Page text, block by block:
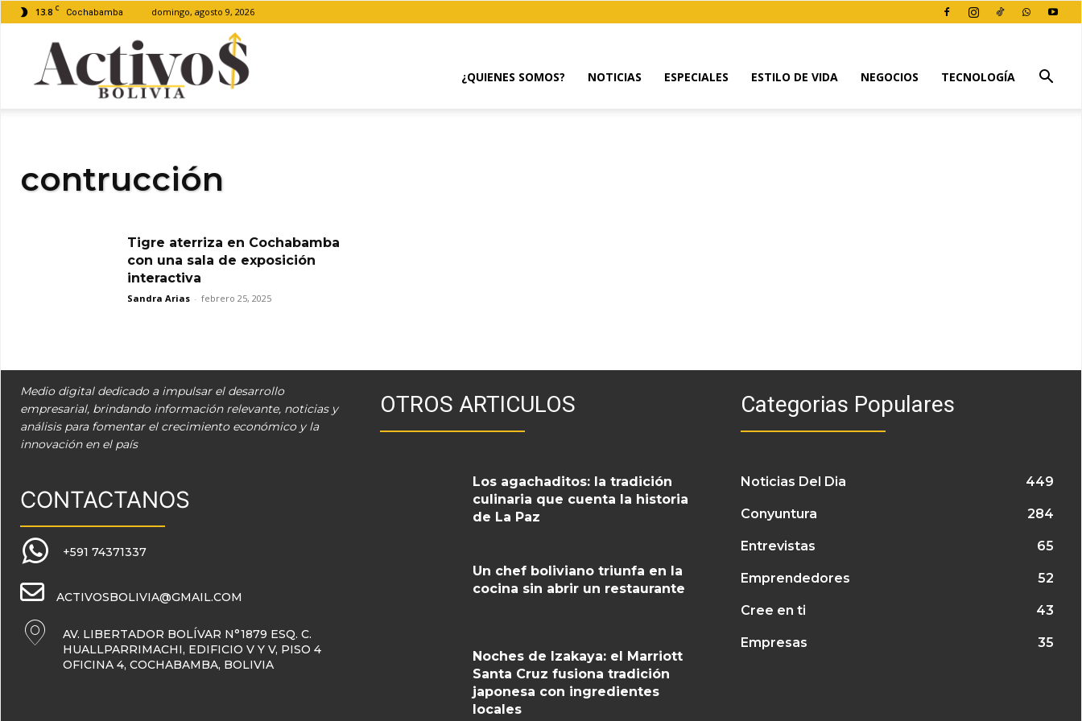
13.8 C Cochabamba domingo, agosto 9, 2026
¿QUIENES SOMOS? NOTICIAS ESPECIALES ESTILO DE VIDA NEGOCIOS TECNOLOGÍA
contrucción
Tigre aterriza en Cochabamba
con una sala de exposición
interactiva
Sandra Arias - febrero 25, 2025
Medio digital dedicado a impulsar el desarrollo
empresarial, brindando información relevante, noticias y
análisis para fomentar el crecimiento económico y la
innovación en el país
CONTACTANOS
+591 74371337
ACTIVOSBOLIVIA@GMAIL.COM
AV. LIBERTADOR BOLÍVAR N°1879 ESQ. C.
HUALLPARRIMACHI, EDIFICIO V Y V, PISO 4
OFICINA 4, COCHABAMBA, BOLIVIA
OTROS ARTICULOS
Los agachaditos: la tradición
culinaria que cuenta la historia
de La Paz
Un chef boliviano triunfa en la
cocina sin abrir un restaurante
Noches de Izakaya: el Marriott
Santa Cruz fusiona tradición
japonesa con ingredientes
locales
Categorias Populares
Noticias Del Dia 449
Conyuntura 284
Entrevistas 65
Emprendedores 52
Cree en ti 43
Empresas 35